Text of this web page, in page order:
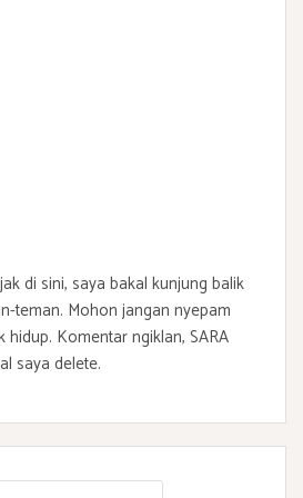
di sini, saya bakal kunjung balik
teman. Mohon jangan nyepam
hidup. Komentar ngiklan, SARA
saya delete.